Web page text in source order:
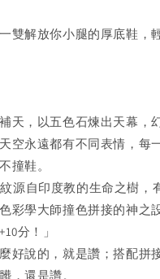
雙解放你小腿的厚底鞋，
天，以五色石煉出天幕，
空永遠都有不同表情，每
撞鞋。
源自印度教的生命之樹，
彩學大師撞色拼接的神之
分！」
好說的，就是讚；搭配拼
，還是讚。